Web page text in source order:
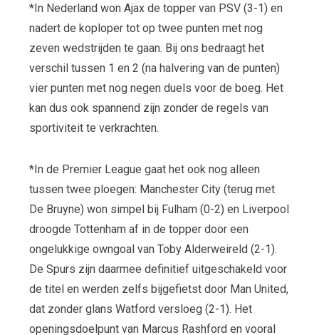
*In Nederland won Ajax de topper van PSV (3-1) en
nadert de koploper tot op twee punten met nog
zeven wedstrijden te gaan. Bij ons bedraagt het
verschil tussen 1 en 2 (na halvering van de punten)
vier punten met nog negen duels voor de boeg. Het
kan dus ook spannend zijn zonder de regels van
sportiviteit te verkrachten.
*In de Premier League gaat het ook nog alleen
tussen twee ploegen: Manchester City (terug met
De Bruyne) won simpel bij Fulham (0-2) en Liverpool
droogde Tottenham af in de topper door een
ongelukkige owngoal van Toby Alderweireld (2-1).
De Spurs zijn daarmee definitief uitgeschakeld voor
de titel en werden zelfs bijgefietst door Man United,
dat zonder glans Watford versloeg (2-1). Het
openingsdoelpunt van Marcus Rashford en vooral